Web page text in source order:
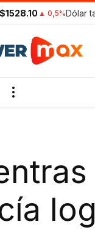
$1528.10 ▲ 0,5%Dólar